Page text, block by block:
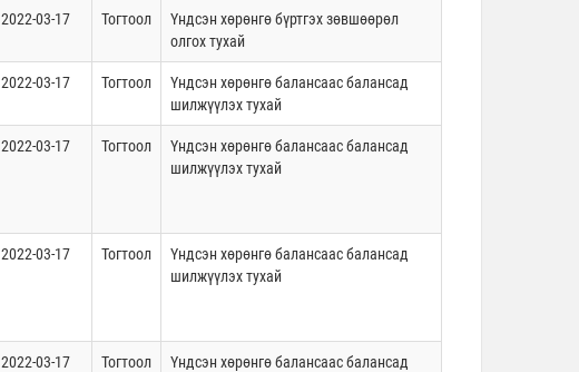
2022-03-17 Тогтоол
Үндсэн хөрөнгө бүртгэх зөвшөөрөл
олгох тухай
2022-03-17 Тогтоол
Үндсэн хөрөнгө балансаас балансад
шилжүүлэх тухай
2022-03-17 Тогтоол
Үндсэн хөрөнгө балансаас балансад
шилжүүлэх тухай
2022-03-17 Тогтоол
Үндсэн хөрөнгө балансаас балансад
шилжүүлэх тухай
2022-03-17 Тогтоол
Үндсэн хөрөнгө балансаас балансад